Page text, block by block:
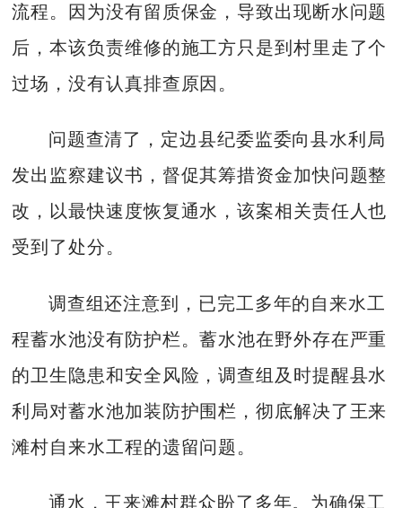
流程。因为没有留质保金，导致出现断水问题
后，本该负责维修的施工方只是到村里走了个
过场，没有认真排查原因。
问题查清了，定边县纪委监委向县水利局
发出监察建议书，督促其筹措资金加快问题整
改，以最快速度恢复通水，该案相关责任人也
受到了处分。
调查组还注意到，已完工多年的自来水工
程蓄水池没有防护栏。蓄水池在野外存在严重
的卫生隐患和安全风险，调查组及时提醒县水
利局对蓄水池加装防护围栏，彻底解决了王来
滩村自来水工程的遗留问题。
通水，王来滩村群众盼了多年。为确保工